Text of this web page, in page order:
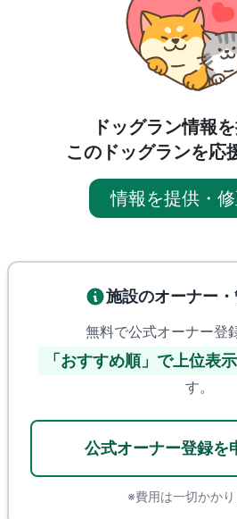
ドッグラン情報
このドッグランを応
情報を提供・
施設のオーナー
無料で公式オーナー登
「おすすめ順」で上位表示
す。
公式オーナー登録を
※費用は一切かか